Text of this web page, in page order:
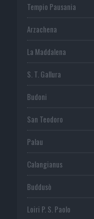
Tempio Pausania
Arzachena
La Maddalena
S. T. Gallura
Budoni
San Teodoro
Palau
Calangianus
Buddusò
Loiri P. S. Paolo